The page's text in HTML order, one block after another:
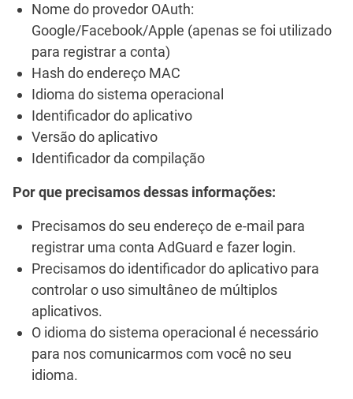
Nome do provedor OAuth:
Google/Facebook/Apple (apenas se foi utilizado
para registrar a conta)
Hash do endereço MAC
Idioma do sistema operacional
Identificador do aplicativo
Versão do aplicativo
Identificador da compilação
Por que precisamos dessas informações:
Precisamos do seu endereço de e-mail para
registrar uma conta AdGuard e fazer login.
Precisamos do identificador do aplicativo para
controlar o uso simultâneo de múltiplos
aplicativos.
O idioma do sistema operacional é necessário
para nos comunicarmos com você no seu
idioma.